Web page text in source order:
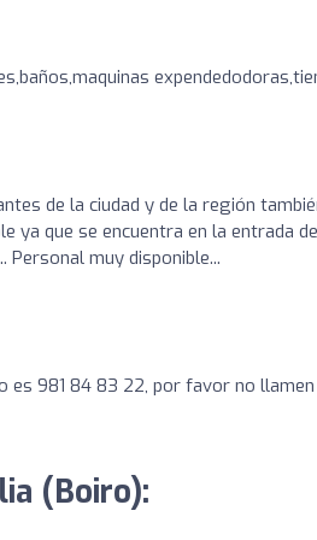
de la ciudad y de la región
ya que se encuentra en la entrada
Personal muy disponible...
es 981 84 83 22, por favor no
(Boiro):